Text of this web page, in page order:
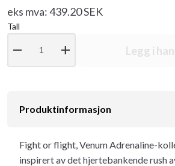
eks mva: 439.20 SEK
Tall
remove add Legg i
Produktinformasjon
Fight or flight, Venum Adrenaline-
inspirert av det hjertebankende rush